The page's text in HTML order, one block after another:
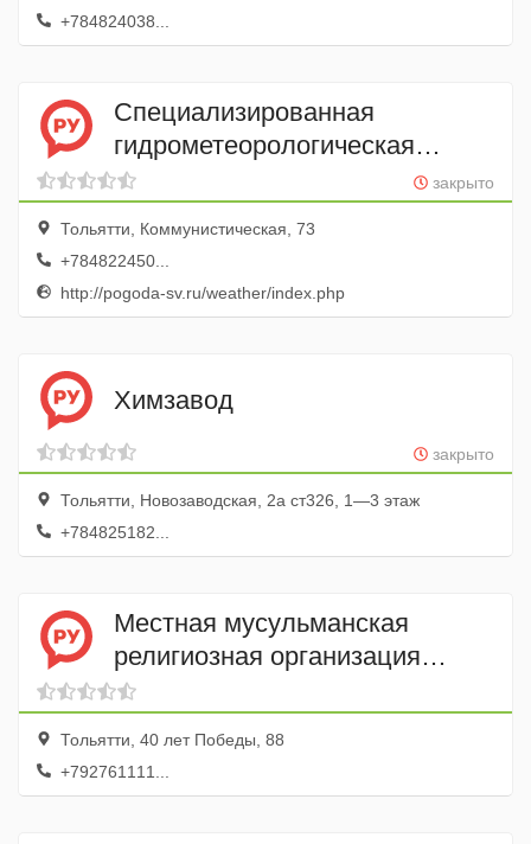
+784824038...
Специализированная
гидрометеорологическая
обсерватория
закрыто
Тольятти, Коммунистическая, 73
+784822450...
http://pogoda-sv.ru/weather/index.php
Химзавод
закрыто
Тольятти, Новозаводская, 2а ст326, 1—3 этаж
+784825182...
Местная мусульманская
религиозная организация
Единство
Тольятти, 40 лет Победы, 88
+792761111...